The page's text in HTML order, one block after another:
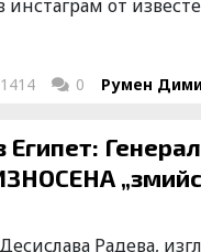
от
1414 0 Румен
Египет:
Радева,